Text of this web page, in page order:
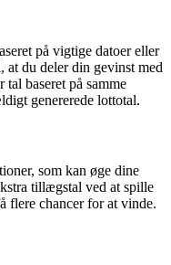
på vigtige datoer eller
du deler din gevinst med
baseret på samme
genererede lottotal.
som kan øge dine
tillægstal ved at spille
flere chancer for at vinde.